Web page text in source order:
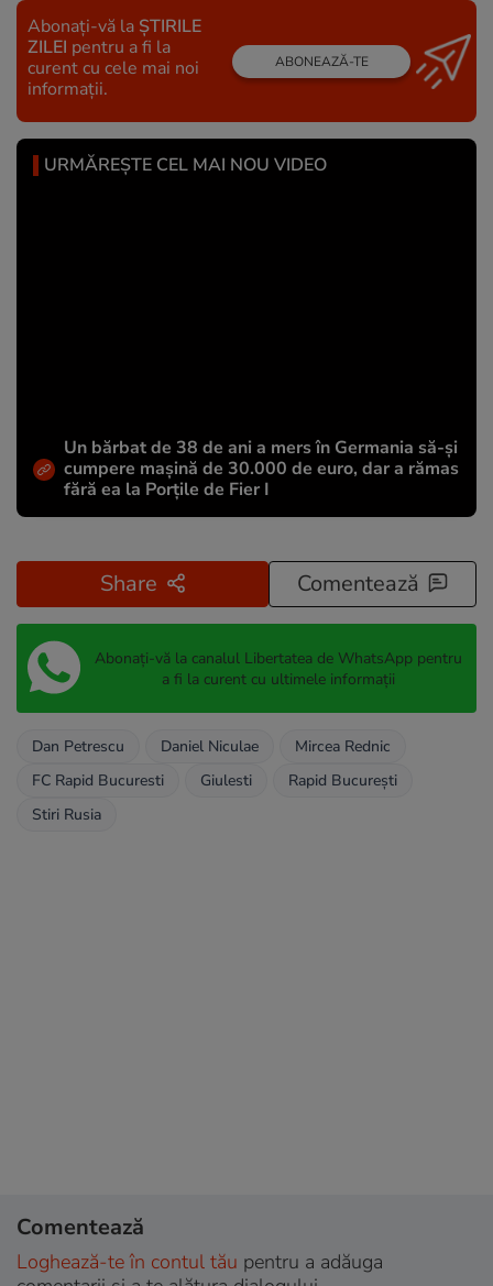
Abonați-vă la ȘTIRILE
ZILEI pentru a fi la
curent cu cele mai noi
informații.
ABONEAZĂ-TE
URMĂREȘTE CEL MAI NOU VIDEO
Un bărbat de 38 de ani a mers în Germania să-și
cumpere mașină de 30.000 de euro, dar a rămas
fără ea la Porțile de Fier I
Share Comentează
Abonați-vă la canalul Libertatea de WhatsApp pentru
a fi la curent cu ultimele informații
Dan Petrescu Daniel Niculae
Mircea Rednic
FC Rapid Bucuresti
Giulesti
Rapid București
Stiri Rusia
Comentează
Loghează-te în contul tău pentru a adăuga